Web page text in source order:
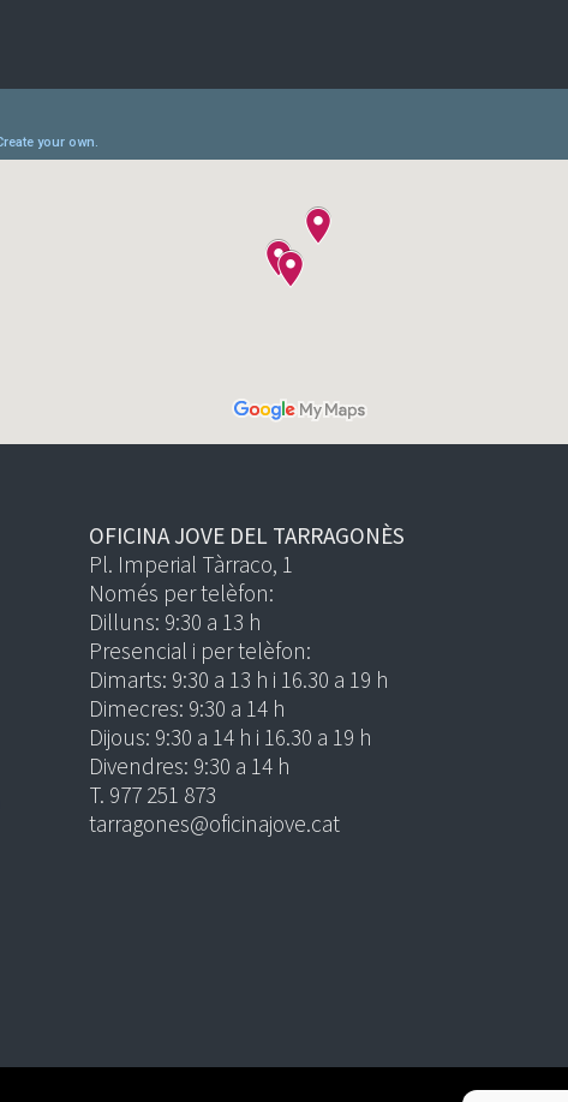
OFICINA JOVE DEL TARRAGONÈS
Pl. Imperial Tàrraco, 1
Només per telèfon:
Dilluns: 9:30 a 13 h
Presencial i per telèfon:
Dimarts: 9:30 a 13 h i 16.30 a 19 h
Dimecres: 9:30 a 14 h
Dijous: 9:30 a 14 h i 16.30 a 19 h
Divendres: 9:30 a 14 h
T. 977 251 873
tarragones@oficinajove.cat